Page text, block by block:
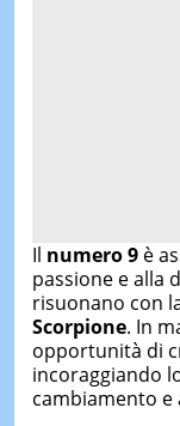
Il numero 9è
passione e alla
risuonano con
Scorpione. In
opportunità di
incoraggiando
cambiamento